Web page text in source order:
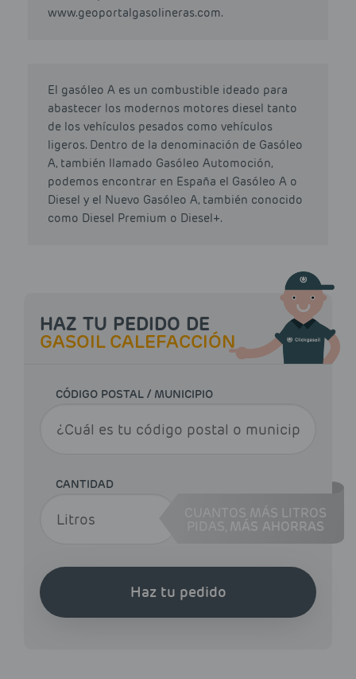
www.geoportalgasolineras.com.
El gasóleo A es un combustible ideado para
abastecer los modernos motores diesel tanto
de los vehículos pesados como vehículos
ligeros. Dentro de la denominación de Gasóleo
A, también llamado Gasóleo Automoción,
podemos encontrar en España el Gasóleo A o
Diesel y el Nuevo Gasóleo A, también conocido
como Diesel Premium o Diesel+.
HAZ TU PEDIDO DE
GASOIL CALEFACCIÓN
CÓDIGO POSTAL / MUNICIPIO
CANTIDAD
CUANTOS MÁS LITROS
MÁS AHORRAS
Haz tu pedido